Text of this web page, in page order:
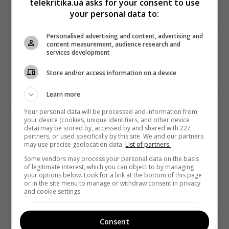
ВСУ взяли в плен Мохамеда Салаха: в сети
распространяется интервью с тезкой
звездного футболиста
09:46 воскресенье, 09 августа 2026
Супруги купили старый дом в деревне и
вложили в ремонт 2,5 млн грн: как его
обустроили
09:38 воскресенье, 09 августа 2026
Оккупанты ударили по 10-этажке в
Харькове: разрушены верхние этажи, есть
погибшие
09:30 воскресенье, 09 августа 2026
Некоторые женщины могут выйти на
9 августа 2026, 10:37
Россия готовит новую волну ударов по
энергетике: в ISW назвали точные сроки
9 августа 2026, 10:34
Популярный украинский певец попал в
серьезное ДТП
9 августа 2026, 10:20
Гороскоп Таро на завтра 10 августа: Девам
- труд, Рыбам - выход
9 августа 2026, 10:06
Пентагон потребовал от оборонных
telekritika.ua asks for your consent to use
your personal data to:
Personalised advertising and content, advertising and
content measurement, audience research and
services development
Store and/or access information on a device
Learn more
Your personal data will be processed and information from
your device (cookies, unique identifiers, and other device
data) may be stored by, accessed by and shared with 227
partners, or used specifically by this site. We and our partners
may use precise geolocation data. List of partners.
Some vendors may process your personal data on the basis
of legitimate interest, which you can object to by managing
your options below. Look for a link at the bottom of this page
or in the site menu to manage or withdraw consent in privacy
and cookie settings.
Consent